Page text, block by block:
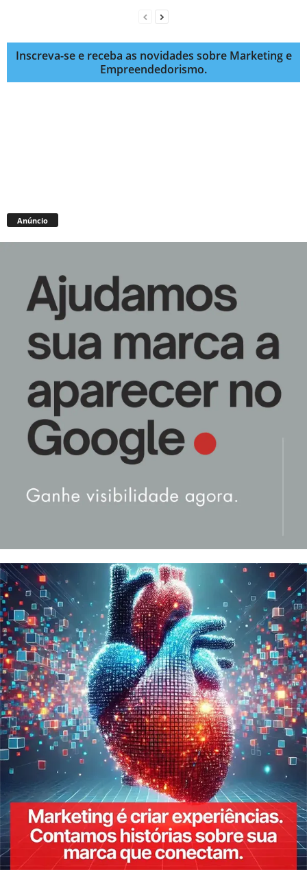
Inscreva-se e receba as novidades sobre Marketing e
Empreendedorismo.
Anúncio